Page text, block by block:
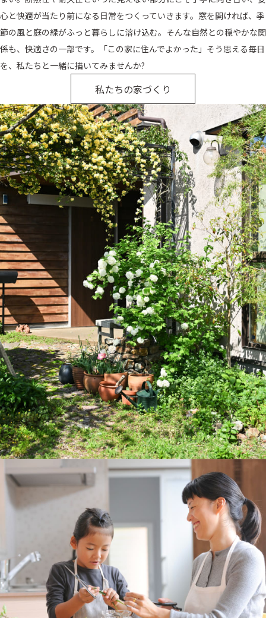
心と快適が当たり前になる日常をつくっていきます。窓を開ければ、季
節の風と庭の緑がふっと暮らしに溶け込む。そんな自然との穏やかな関
係も、快適さの一部です。「この家に住んでよかった」そう思える毎日
を、私たちと一緒に描いてみませんか?
私たちの家づくり